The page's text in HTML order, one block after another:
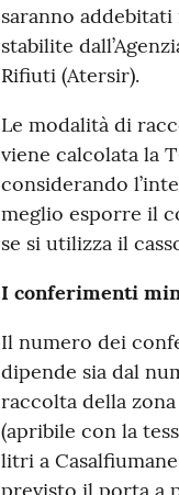
saranno
stabilite
Rifiuti (Atersir).
Le modalità di
viene calcolata la
considerando
meglio esporre il
se si utilizza il
I conferimenti
Il numero dei
dipende sia dal
raccolta della
(apribile con la
litri a
previsto il porta a